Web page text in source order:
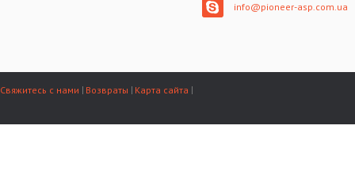
info@pioneer-asp.com.ua
Свяжитесь с нами Возвраты Карта сайта